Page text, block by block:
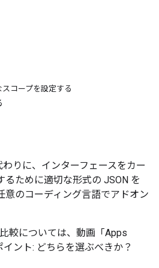
コープを設定する
りに、インターフェースをカー
るために適切な形式の JSON を
意のコーディング言語でアドオン
較については、動画「Apps
ント: どちらを選ぶべきか？